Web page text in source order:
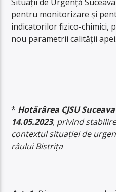
pentru monitorizare și
indicatorilor fizico-chimici,
nou parametrii calității apei.
* Hotărârea CJSU
14.05.2023, privind
contextul situației de
râului Bistrița